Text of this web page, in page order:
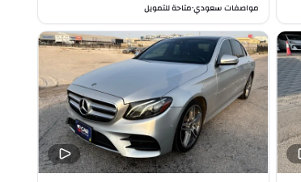
مواصفات سعودي•متاحة للتمويل